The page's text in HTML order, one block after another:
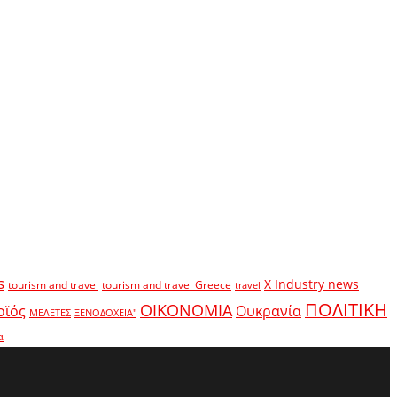
tourism and travel tourism and travel Greece travel X Industry news
ΜΕΛΕΤΕΣ ΞΕΝΟΔΟΧΕΙΑ" ΟΙΚΟΝΟΜΙΑ Ουκρανία ΠΟΛΙΤΙΚΗ